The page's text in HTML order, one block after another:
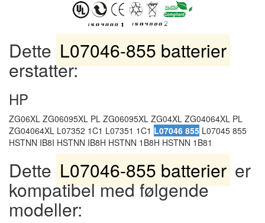
Dette L07046-855 batterier
erstatter:
HP
ZG06XL ZG06095XL PL ZG06095XL ZG04XL ZG04064XL PL
ZG04064XL L07352 1C1 L07351 1C1 L07046 855 L07045 855
HSTNN IB8I HSTNN IB8H HSTNN 1B8H HSTNN 1B81
Dette L07046-855 batterier er
kompatibel med følgende
modeller: